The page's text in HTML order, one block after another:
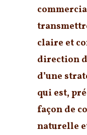
claire et
direction
d’une
qui est,
façon de
naturelle